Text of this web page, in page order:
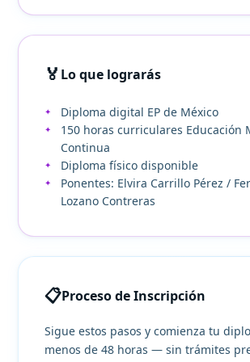
🏅 Lo que lograrás
Diploma digital EP de México
150 horas curriculares Educación
Continua
Diploma físico disponible
Ponentes: Elvira Carrillo Pérez /
Lozano Contreras
📋Proceso de Inscripción
Sigue estos pasos y comienza tu
menos de 48 horas — sin trámites